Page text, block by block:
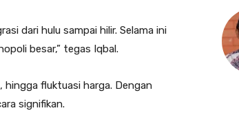
dari hulu sampai hilir. Selama ini
besar,” tegas Iqbal.
hingga fluktuasi harga. Dengan
signifikan.